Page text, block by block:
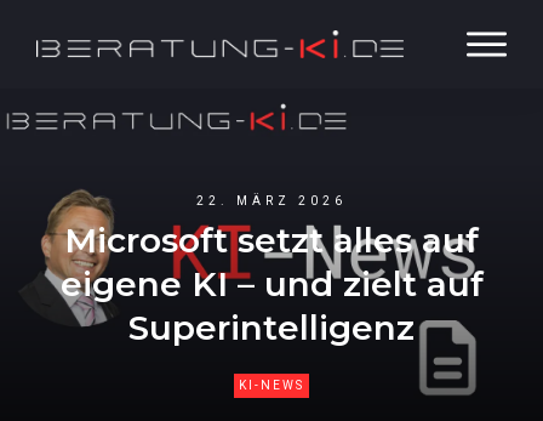
22. MÄRZ 2026
Microsoft setzt alles auf
eigene KI – und zielt auf
Superintelligenz
KI-NEWS